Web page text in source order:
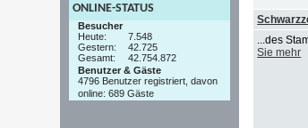
ONLINE-STATUS
Besucher
Heute:
7.548
Gestern:
42.725
Gesamt:
42.754.872
Benutzer & Gäste
4796 Benutzer registriert, davon
online: 689 Gäste
...des
Sie mehr